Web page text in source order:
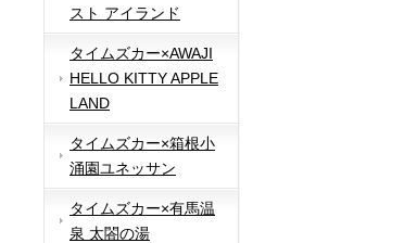
スト アイランド
タイムズカー×AWAJI
HELLO KITTY APPLE
LAND
タイムズカー×箱根小
涌園ユネッサン
タイムズカー×有馬温
泉 太閤の湯